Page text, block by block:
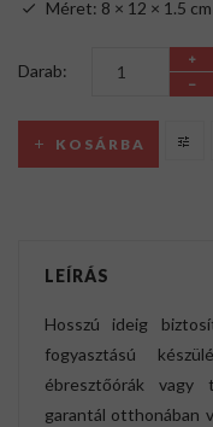
Méret: 8 × 12 × 1.5 cm
Darab:
KOSÁRBA
LEÍRÁS
Hosszú ideig
fogyasztású
ébresztőórák vagy
garantál otthonában